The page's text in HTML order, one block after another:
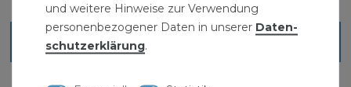
Blick ins Sortiment
und weitere Hinweise zur Verwendung
personenbezogener Daten in unserer Daten­
schutz­erklärung.